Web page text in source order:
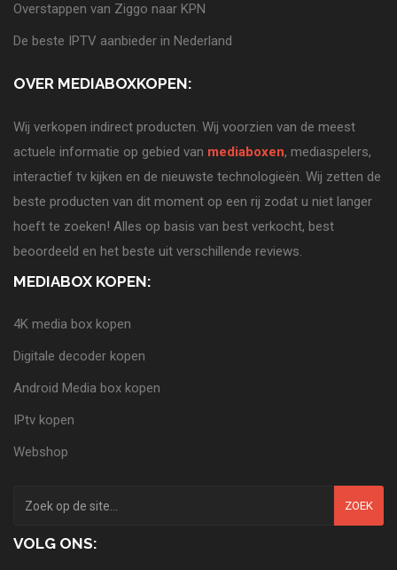
Overstappen van Ziggo naar KPN
De beste IPTV aanbieder in Nederland
OVER MEDIABOXKOPEN:
Wij verkopen indirect producten. Wij voorzien van de meest
actuele informatie op gebied van mediaboxen, mediaspelers,
interactief tv kijken en de nieuwste technologieën. Wij zetten de
beste producten van dit moment op een rij zodat u niet langer
hoeft te zoeken! Alles op basis van best verkocht, best
beoordeeld en het beste uit verschillende reviews.
MEDIABOX KOPEN:
4K media box kopen
Digitale decoder kopen
Android Media box kopen
IPtv kopen
Webshop
ZOEK
VOLG ONS: